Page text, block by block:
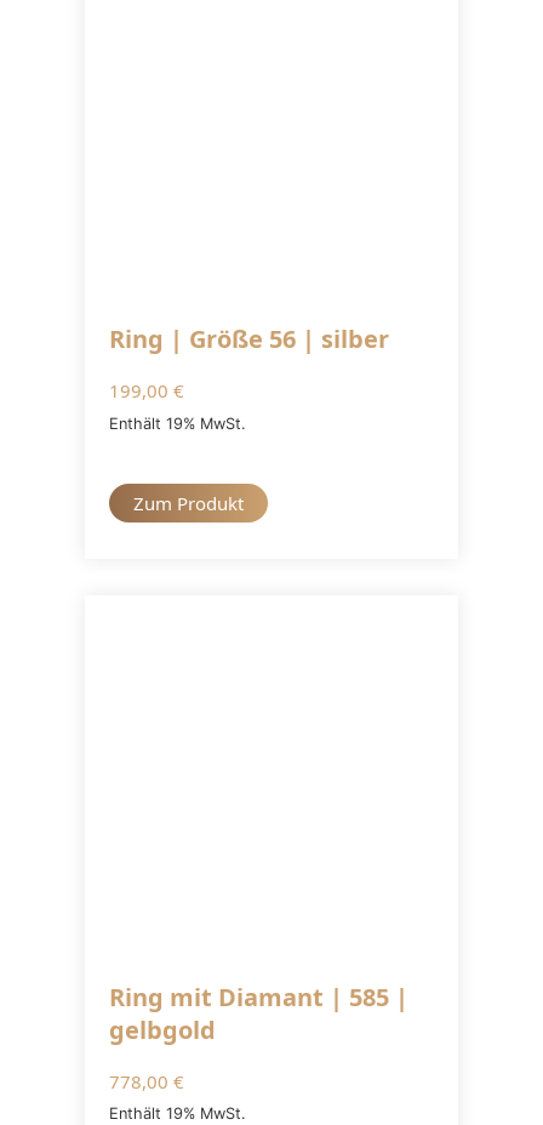
Ring | Größe 56 | silber
199,00 €
Enthält 19% MwSt.
Zum Produkt
Ring mit Diamant | 585 |
gelbgold
778,00 €
Enthält 19% MwSt.